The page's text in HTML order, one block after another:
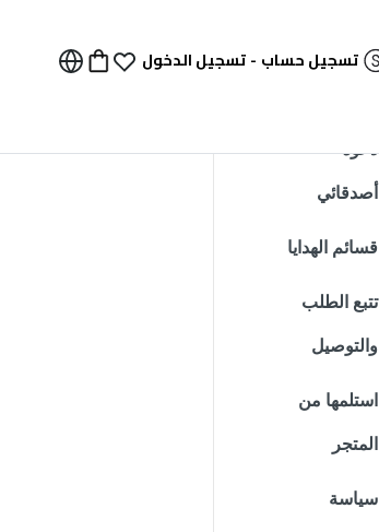
تسجيل حساب -تسجيل الدخول
دعوة
أصدقائي
قسائم الهدايا
تتبع الطلب
والتوصيل
استلمها من
المتجر
سياسة